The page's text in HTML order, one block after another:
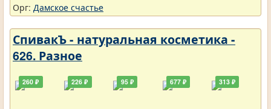
Орг: Дамское счастье
СпивакЪ - натуральная косметика -
626. Разное
260 ₽ 226 ₽ 95 ₽ 677 ₽ 313 ₽